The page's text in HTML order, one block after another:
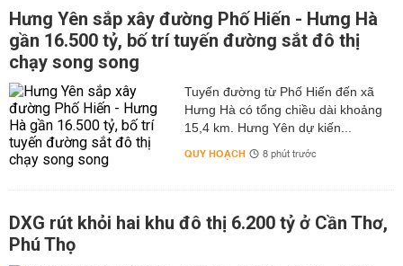
Hưng Yên sắp xây đường Phố Hiến - Hưng Hà
gần 16.500 tỷ, bố trí tuyến đường sắt đô thị
chạy song song
Tuyến đường từ Phố Hiến đến xã
Hưng Hà có tổng chiều dài khoảng
15,4 km. Hưng Yên dự kiến...
QUY HOẠCH 8 phút trước
DXG rút khỏi hai khu đô thị 6.200 tỷ ở Cần Thơ,
Phú Thọ